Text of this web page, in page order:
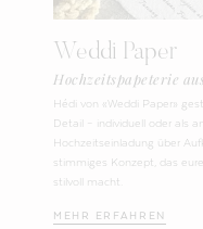
Weddi Paper
Hochzeitspapeterie
Hédi von «Weddi Paper»
Detail – individuell oder als
Hochzeitseinladung über
stimmiges Konzept, das
stilvoll macht.
MEHR ERFAHREN